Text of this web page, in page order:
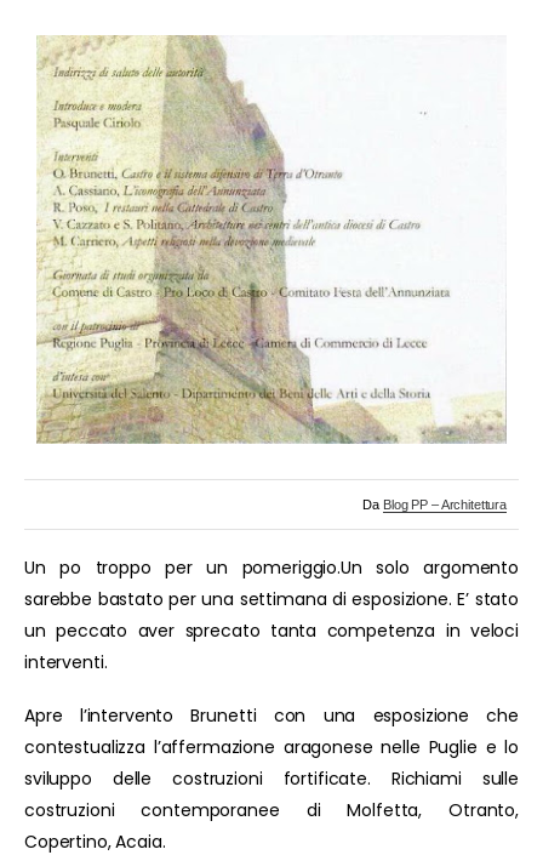
Da Blog PP – Architettura
Un po troppo per un pomeriggio.Un solo argomento
sarebbe bastato per una settimana di esposizione. E’ stato
un peccato aver sprecato tanta competenza in veloci
interventi.
Apre l’intervento Brunetti con una esposizione che
contestualizza l’affermazione aragonese nelle Puglie e lo
sviluppo delle costruzioni fortificate. Richiami sulle
costruzioni contemporanee di Molfetta, Otranto,
Copertino, Acaia.